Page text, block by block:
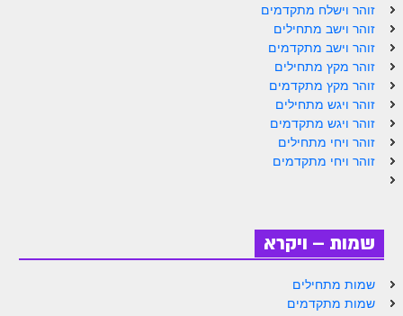
ספר הזוהר וישלח מתחילים
הזוהר הקדוש וישלח מתקדמים
הזוהר הקדוש וישב מתחילים
הזוהר הקדוש מקץ מתחילים
הזוהר הקדוש מקץ מתקדמים
הזוהר הקדוש ויגש מתקדמים
הזוהר הקדוש ויחי מתחילים
זוהר וישלח מתקדמים
זוהר וישב מתחילים
זוהר וישב מתקדמים
זוהר מקץ מתחילים
זוהר מקץ מתקדמים
זוהר ויגש מתחילים
זוהר ויגש מתקדמים
זוהר ויחי מתחילים
זוהר ויחי מתקדמים
שמות – ויקרא
שמות מתחילים
שמות מתקדמים